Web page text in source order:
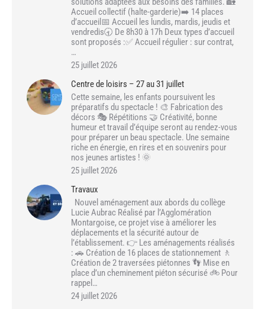
Accueil collectif (halte-garderie)➡️ 14 places
d’accueil📅 Accueil les lundis, mardis, jeudis et
vendredis🕣 De 8h30 à 17h Deux types d’accueil
sont proposés :✅ Accueil régulier : sur contrat,
…
25 juillet 2026
Centre de loisirs – 27 au 31 juillet
Cette semaine, les enfants poursuivent les
préparatifs du spectacle ! 🎨 Fabrication des
décors 🎭 Répétitions 🤝 Créativité, bonne
humeur et travail d’équipe seront au rendez-vous
pour préparer un beau spectacle. Une semaine
riche en énergie, en rires et en souvenirs pour
nos jeunes artistes ! 🌞
25 juillet 2026
Travaux
Nouvel aménagement aux abords du collège
Lucie Aubrac Réalisé par l’Agglomération
Montargoise, ce projet vise à améliorer les
déplacements et la sécurité autour de
l’établissement. 👉 Les aménagements réalisés
: 🚗 Création de 16 places de stationnement 🚶
Création de 2 traversées piétonnes 👣 Mise en
place d’un cheminement piéton sécurisé 🚲 Pour
rappel…
24 juillet 2026